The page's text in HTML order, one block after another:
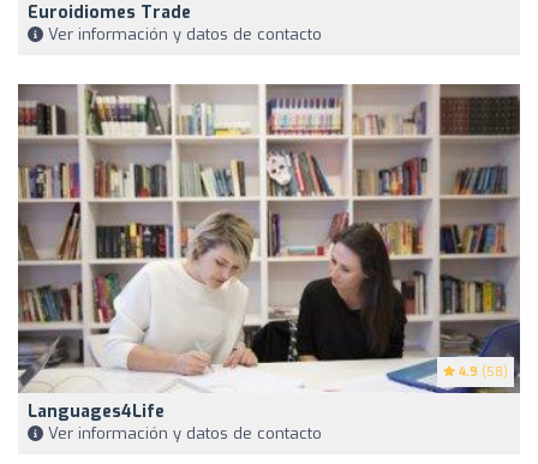
Euroidiomes Trade
Ver información y datos de contacto
4.9 (58)
Languages4Life
Ver información y datos de contacto